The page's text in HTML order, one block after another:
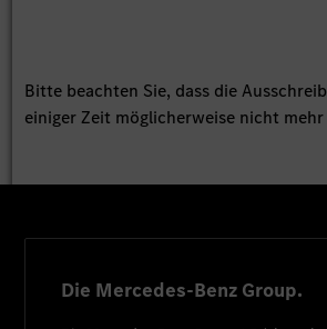
Bitte beachten Sie, dass die
einiger Zeit möglicherweise nicht
Die Mercedes-Benz Group.